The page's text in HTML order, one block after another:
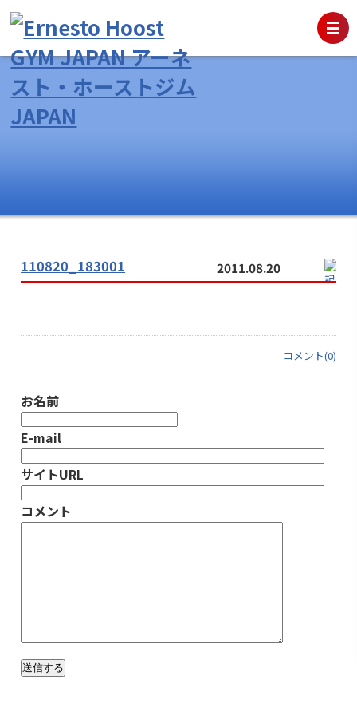
110820_183001 2011.08.20
コメント(0)
お名前
E-mail
サイトURL
コメント